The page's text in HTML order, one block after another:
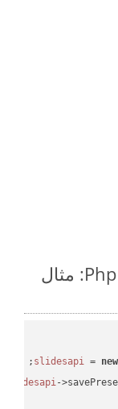
نحوه تبدیل PPSM to WEB در Php: مثال
= new
-